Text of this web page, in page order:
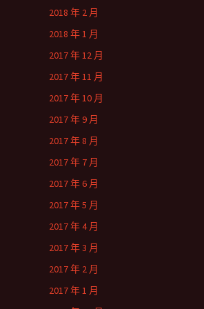
2018 年 2 月
2018 年 1 月
2017 年 12 月
2017 年 11 月
2017 年 10 月
2017 年 9 月
2017 年 8 月
2017 年 7 月
2017 年 6 月
2017 年 5 月
2017 年 4 月
2017 年 3 月
2017 年 2 月
2017 年 1 月